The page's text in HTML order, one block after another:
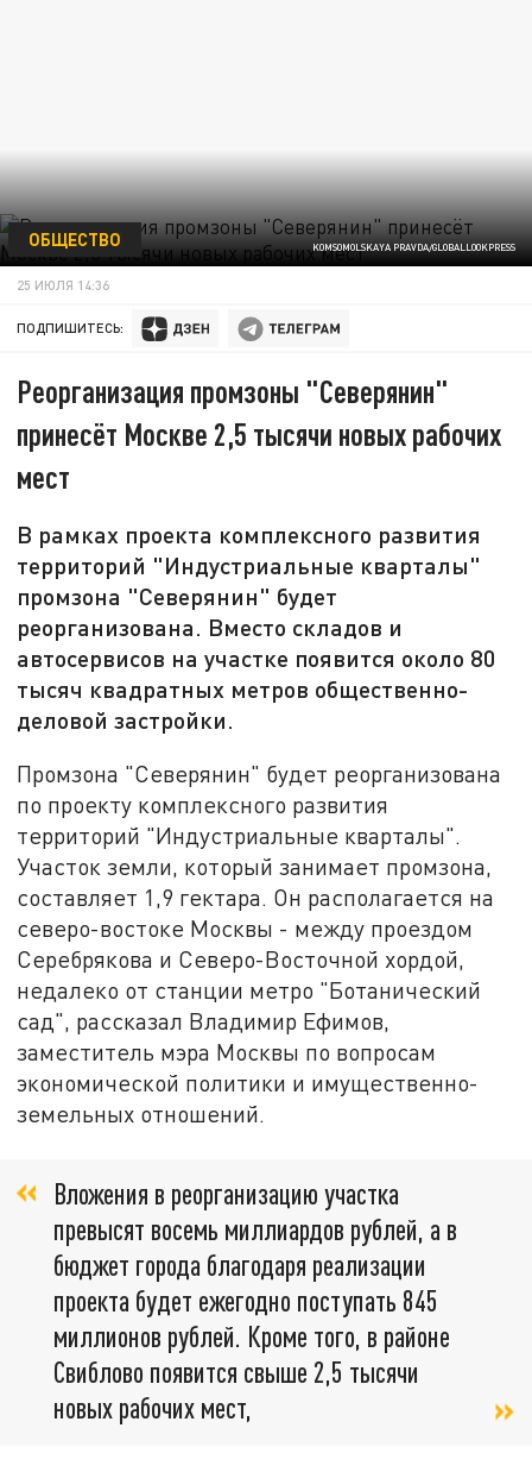
KOMSOMOLSKAYA PRAVDA/GLOBALLOOKPRESS
ОБЩЕСТВО
25 ИЮЛЯ 14:36
ПОДПИШИТЕСЬ:
Реорганизация промзоны "Северянин"
принесёт Москве 2,5 тысячи новых рабочих
мест
В рамках проекта комплексного развития
территорий "Индустриальные кварталы"
промзона "Северянин" будет
реорганизована. Вместо складов и
автосервисов на участке появится около 80
тысяч квадратных метров общественно-
деловой застройки.
Промзона "Северянин" будет реорганизована
по проекту комплексного развития
территорий "Индустриальные кварталы".
Участок земли, который занимает промзона,
составляет 1,9 гектара. Он располагается на
северо-востоке Москвы - между проездом
Серебрякова и Северо-Восточной хордой,
недалеко от станции метро "Ботанический
сад", рассказал Владимир Ефимов,
заместитель мэра Москвы по вопросам
экономической политики и имущественно-
земельных отношений.
Вложения в реорганизацию участка
превысят восемь миллиардов рублей, а в
бюджет города благодаря реализации
проекта будет ежегодно поступать 845
миллионов рублей. Кроме того, в районе
Свиблово появится свыше 2,5 тысячи
новых рабочих мест,